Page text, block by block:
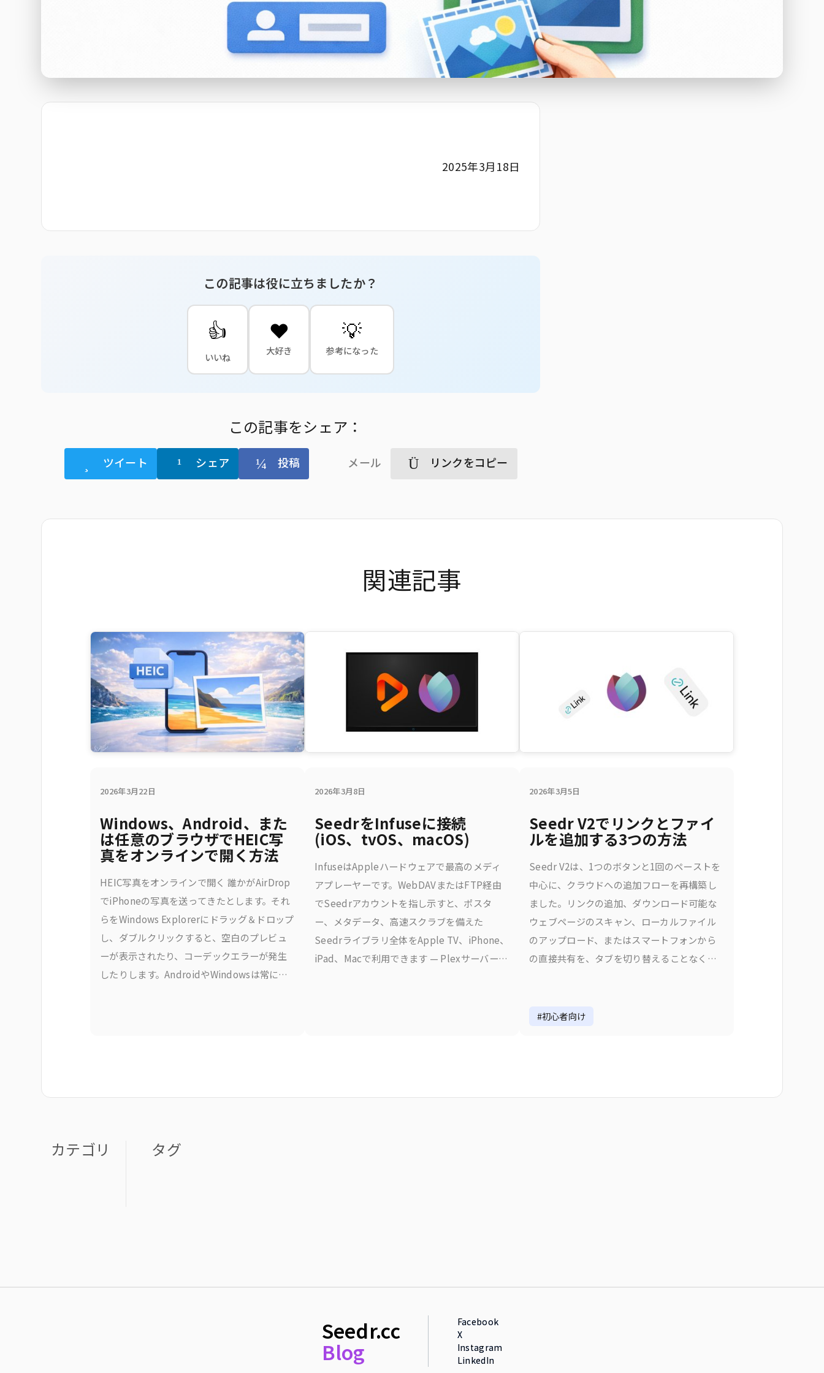
2025年3月18日
この記事は役に立ちましたか？
👍
いいね
❤️
大好き
💡
参考になった
この記事をシェア：
ツイート シェア 投稿 メール リンクをコピー
関連記事
2026年3月22日
Windows、Android、また
は任意のブラウザでHEIC写
真をオンラインで開く方法
HEIC写真をオンラインで開く 誰かがAirDrop
でiPhoneの写真を送ってきたとします。それ
らをWindows Explorerにドラッグ＆ドロップ
し、ダブルクリックすると、空白のプレビュ
ーが表示されたり、コーデックエラーが発生
したりします。AndroidやWindowsは常に
2026年3月8日
SeedrをInfuseに接続
(iOS、tvOS、macOS)
InfuseはAppleハードウェアで最高のメディ
アプレーヤーです。WebDAVまたはFTP経由
でSeedrアカウントを指し示すと、ポスタ
ー、メタデータ、高速スクラブを備えた
Seedrライブラリ全体をApple TV、iPhone、
iPad、Macで利用できます — Plexサーバーも
2026年3月5日
Seedr V2でリンクとファイ
ルを追加する3つの方法
Seedr V2は、1つのボタンと1回のペーストを
中心に、クラウドへの追加フローを再構築し
ました。リンクの追加、ダウンロード可能な
ウェブページのスキャン、ローカルファイル
のアップロード、またはスマートフォンから
の直接共有を、タブを切り替えることなくす
ものを選択する必要がありました。
#初心者向け
カテゴリ タグ
Seedr.cc
Blog
Facebook
X
Instagram
LinkedIn